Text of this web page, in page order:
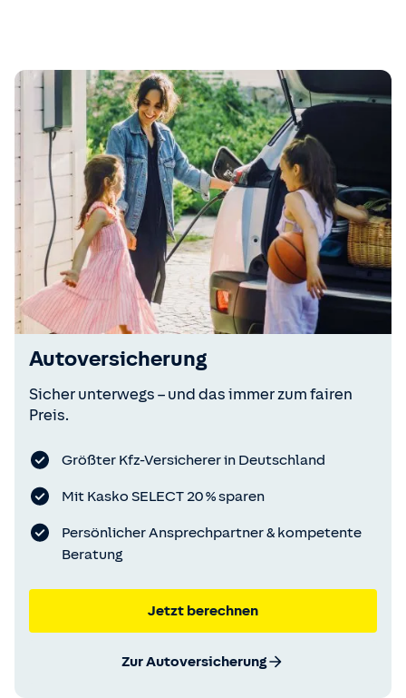
Autoversicherung
Sicher unterwegs – und das immer zum fairen
Preis.
Größter Kfz-Versicherer in Deutschland
Mit Kasko SELECT 20 % sparen
Persönlicher Ansprechpartner & kompetente
Beratung
Jetzt berechnen
Zur Autoversicherung